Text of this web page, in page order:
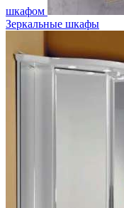
шкафом
Зеркальные шкафы